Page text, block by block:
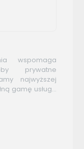
wspomaga
prywatne
najwyższej
gamę usług...